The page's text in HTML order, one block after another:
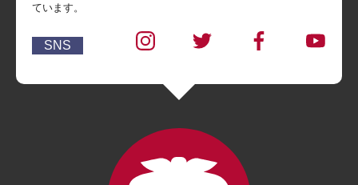
ています。
SNS